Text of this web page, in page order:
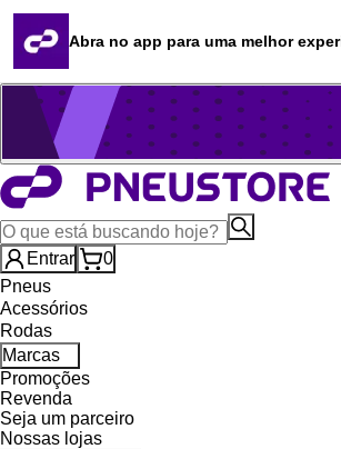
Quero revender
Blog
Whatsapp (16) 99764-8401
Televendas (47) 3046-2551
Entrar
0
Pneus
Acessórios
Rodas
Marcas
Promoções
Revenda
Seja um parceiro
Nossas lojas
Abra no app para uma melhor